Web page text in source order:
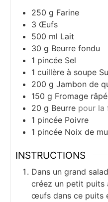
250 g Farine
3 Œufs
500 ml Lait
30 g Beurre fondu
1 pincée Sel
1 cuillère à soupe
200 g Jambon de
150 g Fromage
20 g Beurre pour la
1 pincée Poivre
1 pincée Noix de
INSTRUCTIONS
Dans un grand
créez un petit puits
œufs dans ce puits